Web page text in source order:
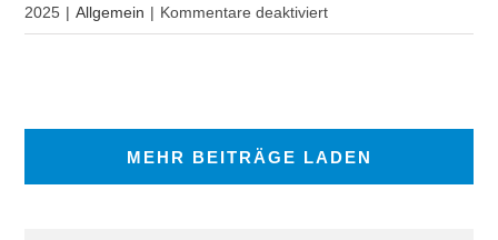
2025 | Allgemein | Kommentare deaktiviertfür
November
MEHR BEITRÄGE LADEN